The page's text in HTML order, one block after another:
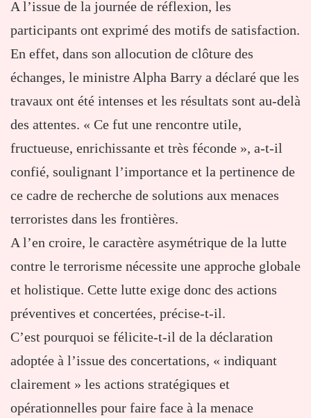
A l’issue de la journée de réflexion, les
participants ont exprimé des motifs de satisfaction.
En effet, dans son allocution de clôture des
échanges, le ministre Alpha Barry a déclaré que les
travaux ont été intenses et les résultats sont au-delà
des attentes. « Ce fut une rencontre utile,
fructueuse, enrichissante et très féconde », a-t-il
confié, soulignant l’importance et la pertinence de
ce cadre de recherche de solutions aux menaces
terroristes dans les frontières.
A l’en croire, le caractère asymétrique de la lutte
contre le terrorisme nécessite une approche globale
et holistique. Cette lutte exige donc des actions
préventives et concertées, précise-t-il.
C’est pourquoi se félicite-t-il de la déclaration
adoptée à l’issue des concertations, « indiquant
clairement » les actions stratégiques et
opérationnelles pour faire face à la menace